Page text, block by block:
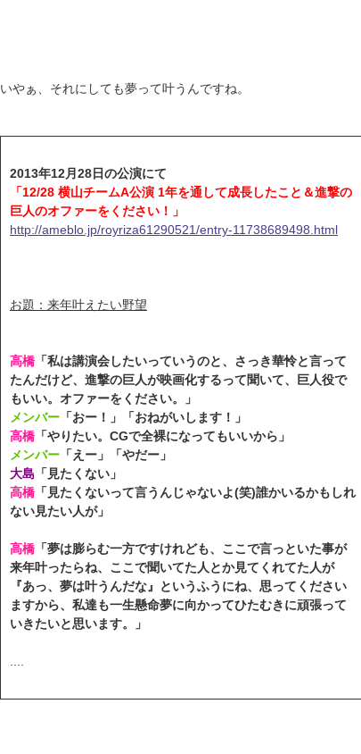
いやぁ、それにしても夢って叶うんですね。
2013年12月28日の公演にて
「12/28 横山チームA公演 1年を通して成長したこと＆進撃の
巨人のオファーをください！」
http://ameblo.jp/royriza61290521/entry-11738689498.html
お題：来年叶えたい野望
高橋 「私は講演会したいっていうのと、さっき華怜と言って
たんだけど、進撃の巨人が映画化するって聞いて、巨人役で
もいい。オファーをください。」
メンバー 「おー！」「おねがいします！」
高橋 「やりたい。CGで全裸になってもいいから」
メンバー 「えー」「やだー」
大島 「見たくない」
高橋 「見たくないって言うんじゃないよ(笑)誰かいるかもしれ
ない見たい人が」
高橋 「夢は膨らむ一方ですけれども、ここで言っといた事が
来年叶ったらね、ここで聞いてた人とか見てくれてた人が
『あっ、夢は叶うんだな』というふうにね、思ってください
ますから、私達も一生懸命夢に向かってひたむきに頑張って
いきたいと思います。」